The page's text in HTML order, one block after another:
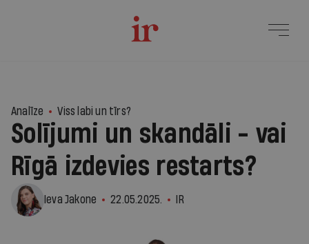
Analīze Viss labi un tīrs?
Solījumi un skandāli - vai
Rīgā izdevies restarts?
Ieva Jakone 22.05.2025. IR